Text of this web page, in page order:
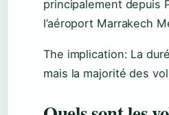
principalement depuis
l’aéroport Marrakech
The implication: La
mais la majorité des